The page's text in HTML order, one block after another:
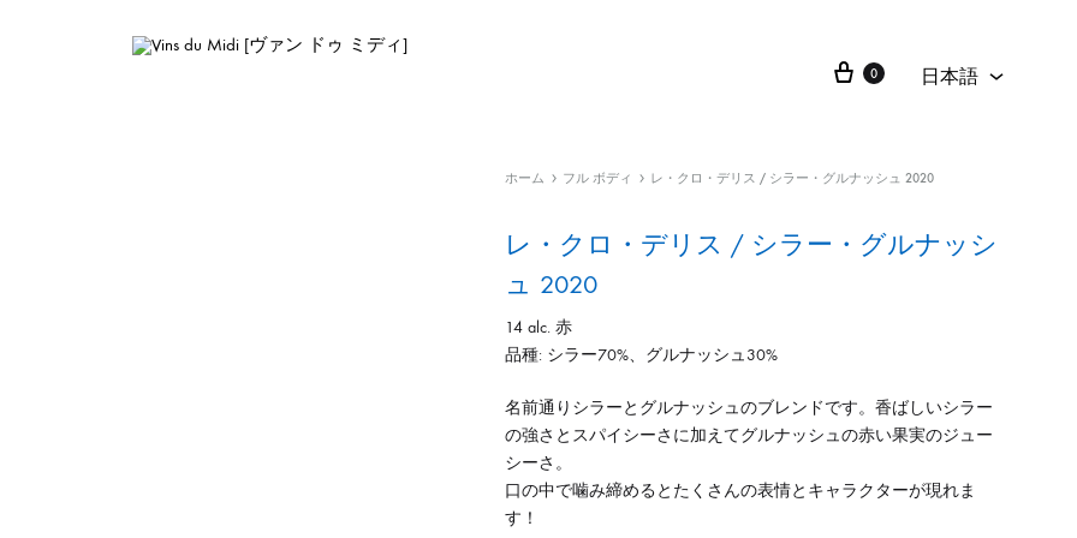
0 日本語
English
ホーム フル ボディ レ・クロ・デリス / シラー・グルナッシュ 2020
レ・クロ・デリス / シラー・グルナッシ
ュ 2020
14 alc. 赤
品種: シラー70%、グルナッシュ30%
名前通りシラーとグルナッシュのブレンドです。香ばしいシラー
の強さとスパイシーさに加えてグルナッシュの赤い果実のジュー
シーさ。
口の中で噛み締めるとたくさんの表情とキャラクターが現れま
す！